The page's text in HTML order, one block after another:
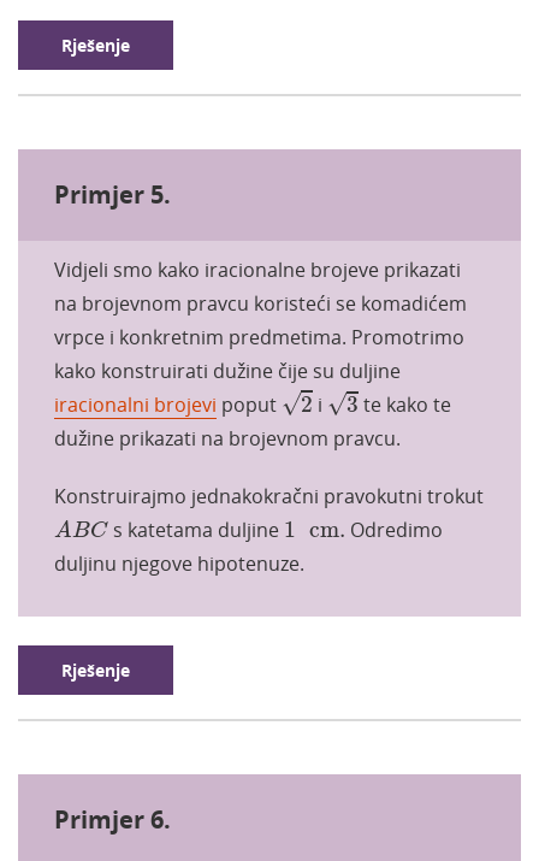
Rješenje
Primjer 5.
Vidjeli smo kako iracionalne brojeve prikazati
na brojevnom pravcu koristeći se komadićem
vrpce i konkretnim predmetima. Promotrimo
kako konstruirati dužine čije su duljine
iracionalni brojevi poput √2
2 i √3
3
te kako te
dužine prikazati na brojevnom pravcu.
Konstruirajmo jednakokračni pravokutni trokut
A BC
A BC s katetama duljine 1 cm.
1 cm. Odredimo
duljinu njegove hipotenuze.
Rješenje
Primjer 6.